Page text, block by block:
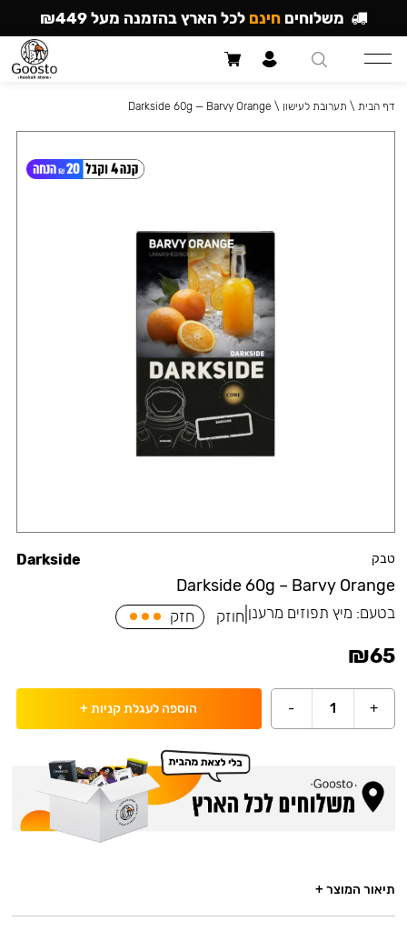
טבק
Darkside 60g – Barvy Orange
Darkside
בטעם: מיץ תפוזים מרענן חוזק חזק
₪65
+
1
- הוספה לעגלת קניות +
דף הבית \ תערובת לעישון \
Darkside 60g — Barvy Orange
תיאור המוצר +
משלוחים חינם לכל הארץ בהזמנה מעל ₪449